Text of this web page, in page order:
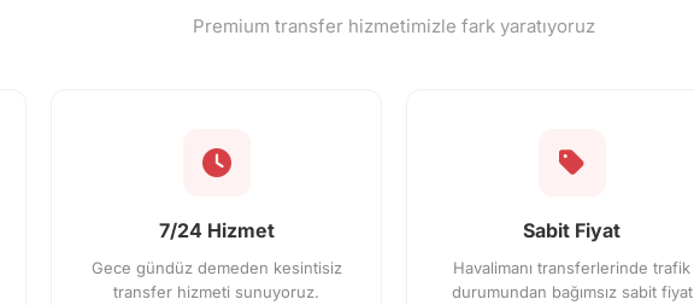
Premium transfer hizmetimizle fark yaratıyoruz
7/24 Hizmet
Gece gündüz demeden kesintisiz
transfer hizmeti sunuyoruz.
Sabit Fiyat
Havalimanı transferlerinde trafik
durumundan bağımsız sabit fiyat